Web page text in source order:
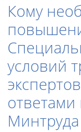
Кому
условий
Минтруда